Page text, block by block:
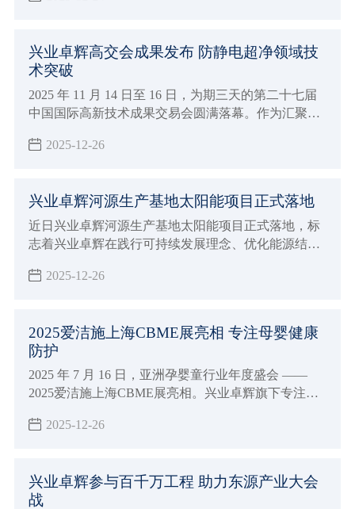
兴业卓辉高交会成果发布 防静电超净领域技
术突破
2025 年 11 月 14 日至 16 日，为期三天的第二十七届
中国国际高新技术成果交易会圆满落幕。作为汇聚全
司携多款新品与专业解决方案精彩亮相，向业界充分
2025-12-26
兴业卓辉河源生产基地太阳能项目正式落地
近日兴业卓辉河源生产基地太阳能项目正式落地，标
志着兴业卓辉在践行可持续发展理念、优化能源结构
劲动力。
2025-12-26
2025爱洁施上海CBME展亮相 专注母婴健康
防护
2025 年 7 月 16 日，亚洲孕婴童行业年度盛会 ——
2025爱洁施上海CBME展亮相。兴业卓辉旗下专注母
品与行业前沿理念，与全球 4300 + 品牌共赴这场「让
2025-12-26
兴业卓辉参与百千万工程 助力东源产业大会
战